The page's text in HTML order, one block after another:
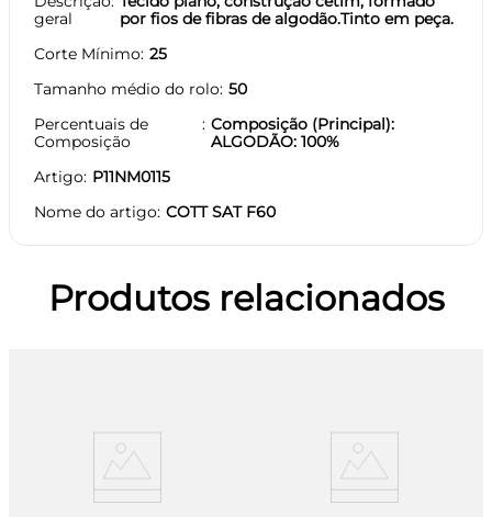
geral
por fios de fibras de algodão.Tinto em peça.
Corte Mínimo 25
Tamanho médio do rolo 50
Percentuais de
Composição
Composição (Principal):
ALGODÃO: 100%
Artigo P11NM0115
Nome do artigo COTT SAT F60
Produtos relacionados